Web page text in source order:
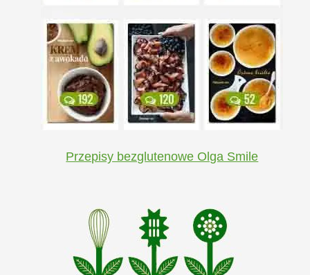
Przepisy bezglutenowe Olga Smile